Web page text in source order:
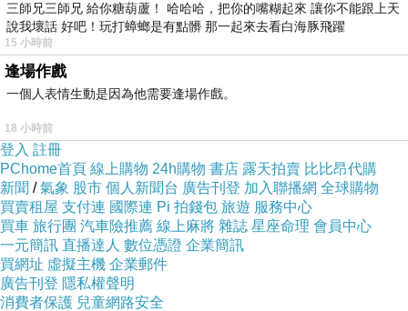
2013,博客來書店,1i6博客來網路書店,博客來網路
書店歡迎您,博客來書局,博客來售票網,博客來折
價券2013,books 博客來網路書店
本站圖文皆引用自博客來,圖文所有權皆為原所有
權人所有,引用人與博客來有合作關係！
三師兄三師兄 給你糖葫蘆！ 哈哈哈，把你的嘴糊起來 讓你不能跟上天
說我壞話 好吧！玩打蟑螂是有點髒 那一起來去看白海豚飛躍
15 小時前
逢場作戲
一個人表情生動是因為他需要逢場作戲。
18 小時前
登入 註冊
PChome首頁 線上購物 24h購物 書店 露天拍賣 比比昂代購
新聞 /氣象 股市 個人新聞台 廣告刊登 加入聯播網 全球購物
買賣租屋 支付連 國際連 Pi 拍錢包 旅遊 服務中心
買車 旅行團 汽車險推薦 線上麻將 雜誌 星座命理 會員中心
一元簡訊 直播達人 數位憑證 企業簡訊
買網址 虛擬主機 企業郵件
廣告刊登 隱私權聲明
消費者保護 兒童網路安全